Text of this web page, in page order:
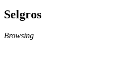
Selgros
Browsing